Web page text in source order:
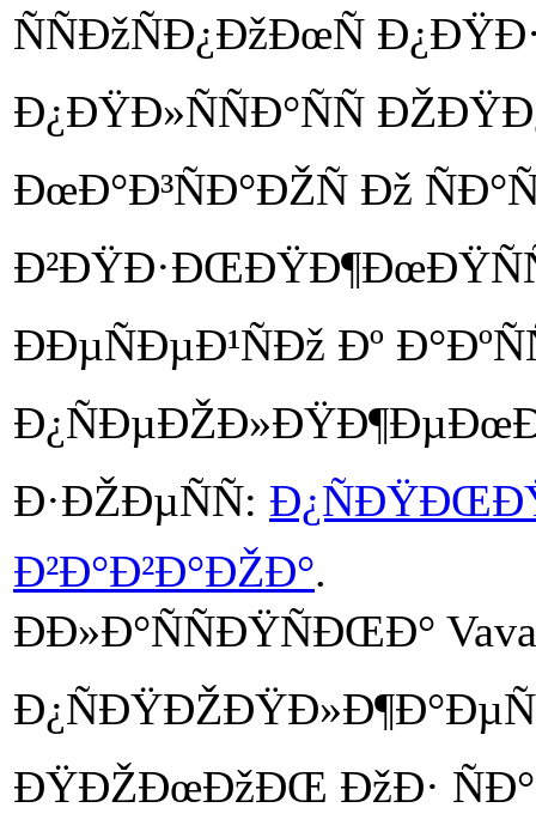
ÑÑÐžÑÐ¿ÐžÐœÑ
Ð¿ÐŸÐ»ÑÑÐ°ÑÑ
ÐœÐ°Ð³ÑÐ°ÐŽÑ Ðž
ÐÐµÑÐµÐ¹ÑÐž Ðº
Ð·ÐŽÐµÑÑ:
Ð²Ð°Ð²Ð°ÐŽÐ°.
ÐÐ»Ð°ÑÑÐŸÑÐŒÐ°
Ð¿ÑÐŸÐŽÐŸÐ»Ð¶Ð°ÐµÑ
ÐŸÐŽÐœÐžÐŒ ÐžÐ·